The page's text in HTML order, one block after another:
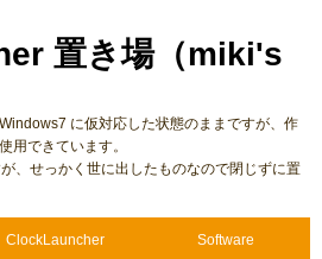
置き場（miki's
に仮対応した状態のままですが、作
用できています。
、せっかく世に出したものなので閉じずに置
ClockLauncher Software